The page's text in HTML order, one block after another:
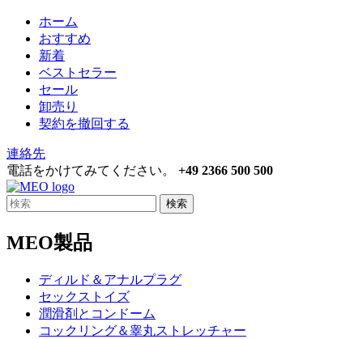
ホーム
おすすめ
新着
ベストセラー
セール
卸売り
契約を撤回する
連絡先
電話をかけてみてください。 +49 2366 500 500
検索
MEO製品
ディルド＆アナルプラグ
セックストイズ
潤滑剤とコンドーム
コックリング＆睾丸ストレッチャー